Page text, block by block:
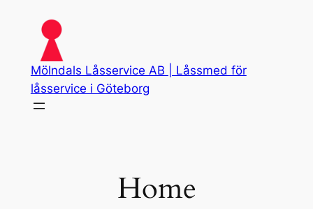
content
Mölndals Låsservice AB | Låssmed för
låsservice i Göteborg
Home